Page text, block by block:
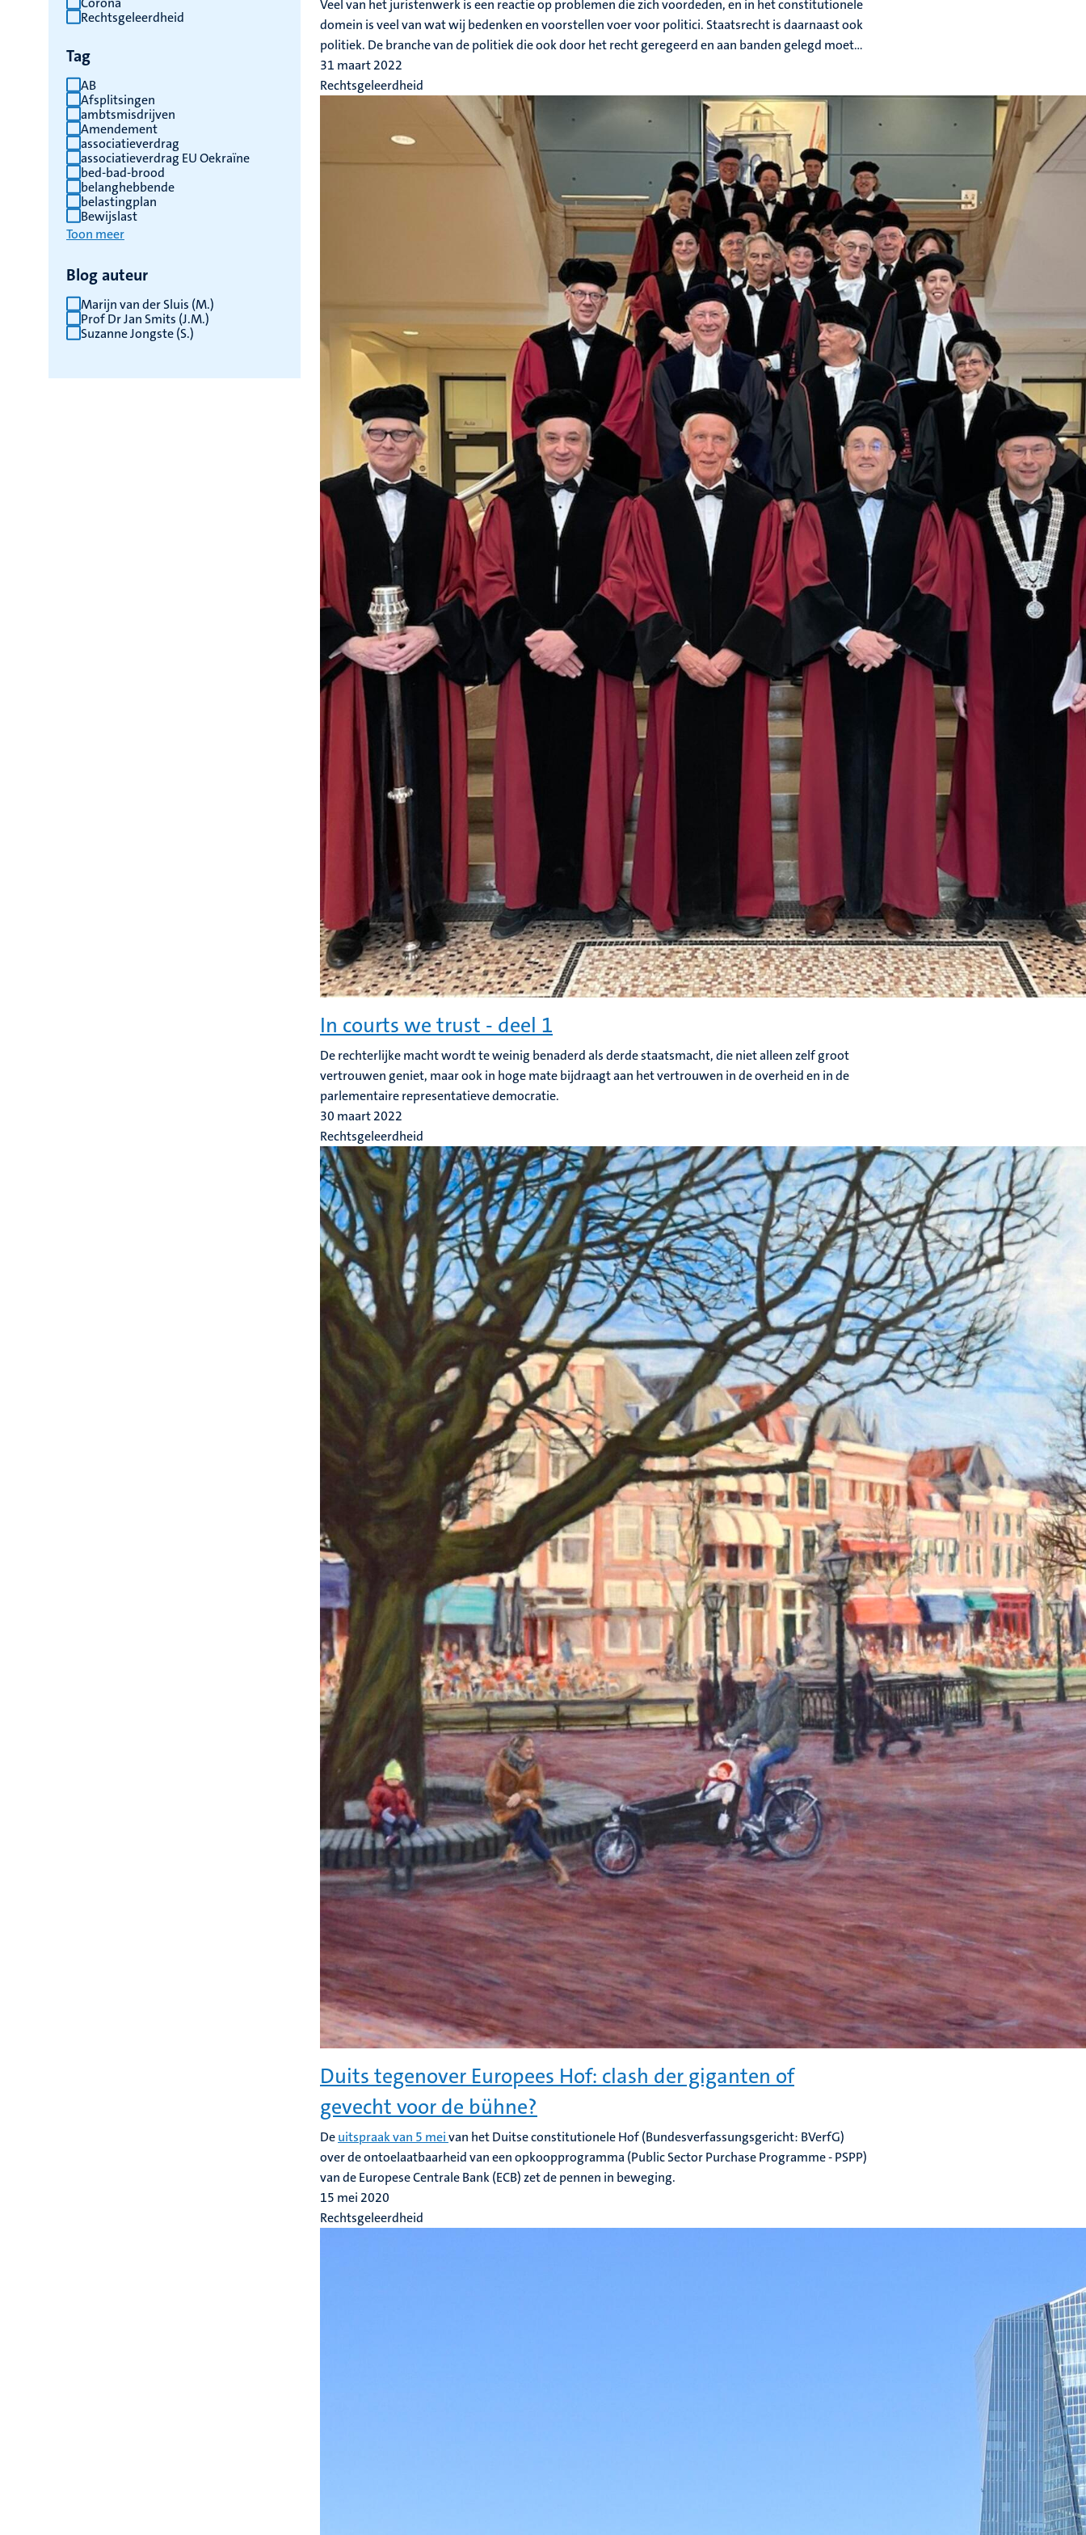
vernieuwen
Rechtsgeleerdheid
Tag
AB
Afsplitsingen
ambtsmisdrijven
Amendement
associatieverdrag
associatieverdrag EU Oekraïne
bed-bad-brood
belanghebbende
belastingplan
Bewijslast
Toon meer
Blog auteur
Marijn van der Sluis (M.)
Prof Dr Jan Smits (J.M.)
Suzanne Jongste (S.)
Veel van het juristenwerk is een reactie op problemen die zich voordeden, en in het constitutionele
domein is veel van wat wij bedenken en voorstellen voer voor politici. Staatsrecht is daarnaast ook
politiek. De branche van de politiek die ook door het recht geregeerd en aan banden gelegd moet...
31 maart 2022
Rechtsgeleerdheid
In courts we trust - deel 1
De rechterlijke macht wordt te weinig benaderd als derde staatsmacht, die niet alleen zelf groot
vertrouwen geniet, maar ook in hoge mate bijdraagt aan het vertrouwen in de overheid en in de
parlementaire representatieve democratie.
30 maart 2022
Rechtsgeleerdheid
Duits tegenover Europees Hof: clash der giganten of
gevecht voor de bühne?
Deuitspraak van 5 meivan het Duitse constitutionele Hof (Bundesverfassungsgericht: BVerfG)
over de ontoelaatbaarheid van een opkoopprogramma (Public Sector Purchase Programme - PSPP)
van de Europese Centrale Bank (ECB) zet de pennen in beweging.
15 mei 2020
Rechtsgeleerdheid